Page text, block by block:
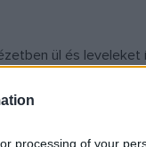
processing of your
ül és
Ír, rajzol,
és lírai
és elfojtott ambíciók: